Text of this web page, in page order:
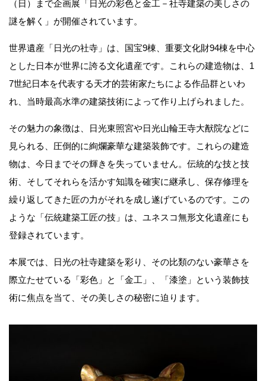
（日）まで企画展「日光の彩色と金工－社寺建築の美しさの
謎を解く」が開催されています。
世界遺産「日光の社寺」は、国宝9棟、重要文化財94棟を中心
とした日本が世界に誇る文化遺産です。これらの建造物は、1
7世紀日本を代表する天才的芸術家たちによる作品群といわ
れ、当時最高水準の建築技術によって作り上げられました。
その魅力の象徴は、日光東照宮や日光山輪王寺大猷院などに
見られる、圧倒的に絢爛豪華な建築装飾です。これらの建造
物は、今日までその輝きを失っていません。伝統的な技と技
術、そしてそれらを活かす知識を確実に継承し、保存修理を
繰り返してきた匠の力がそれを成し遂げているのです。この
ような「伝統建築工匠の技」は、ユネスコ無形文化遺産にも
登録されています。
本展では、日光の社寺建築を彩り、その比類のない豪華さを
際立たせている「彩色」と「金工」、「漆塗」という装飾技
術に焦点を当て、その美しさの秘密に迫ります。